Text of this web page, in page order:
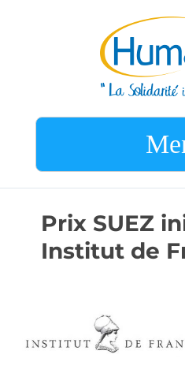
Prix SUEZ
Institut de